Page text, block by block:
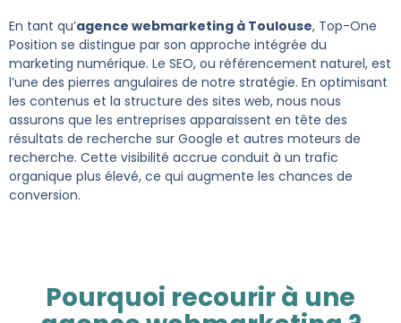
En tant qu’agence webmarketing à Toulouse, Top-One
Position se distingue par son approche intégrée du
marketing numérique. Le SEO, ou référencement naturel, est
l’une des pierres angulaires de notre stratégie. En optimisant
les contenus et la structure des sites web, nous nous
assurons que les entreprises apparaissent en tête des
résultats de recherche sur Google et autres moteurs de
recherche. Cette visibilité accrue conduit à un trafic
organique plus élevé, ce qui augmente les chances de
conversion.
Pourquoi recourir à une